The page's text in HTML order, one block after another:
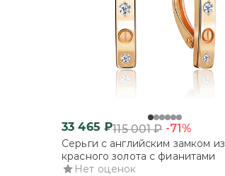
33 465 ₽115 001₽ -71%
Серьги с английским замком из
красного золота с фианитами
Нет оценок